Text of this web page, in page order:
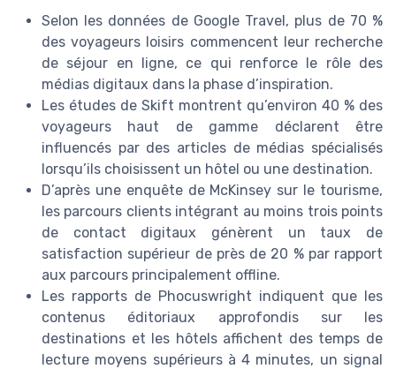
Selon les données de Google Travel, plus de 70 %
des voyageurs loisirs commencent leur recherche
de séjour en ligne, ce qui renforce le rôle des
médias digitaux dans la phase d’inspiration.
Les études de Skift montrent qu’environ 40 % des
voyageurs haut de gamme déclarent être
influencés par des articles de médias spécialisés
lorsqu’ils choisissent un hôtel ou une destination.
D’après une enquête de McKinsey sur le tourisme,
les parcours clients intégrant au moins trois points
de contact digitaux génèrent un taux de
satisfaction supérieur de près de 20 % par rapport
aux parcours principalement offline.
Les rapports de Phocuswright indiquent que les
contenus éditoriaux approfondis sur les
destinations et les hôtels affichent des temps de
lecture moyens supérieurs à 4 minutes, un signal